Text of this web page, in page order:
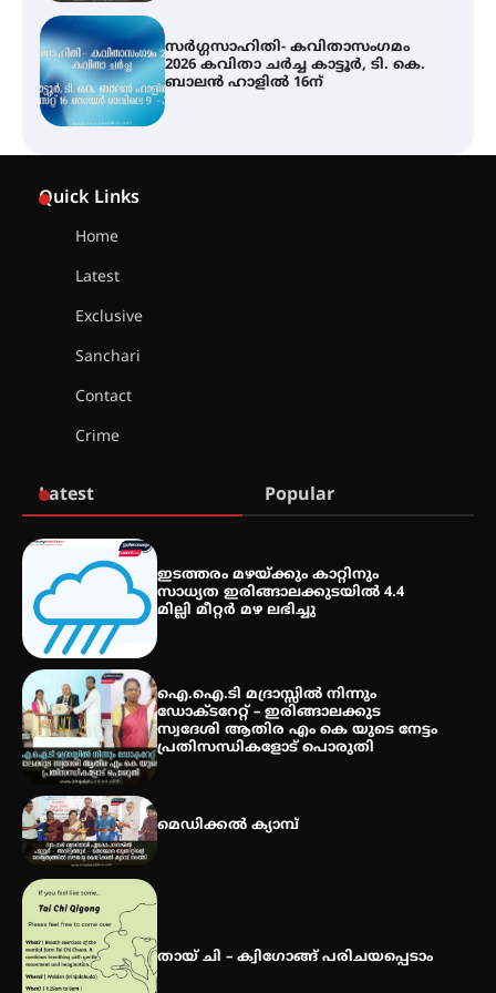
ശക്തമായ മഴ തുടരുന്നു – തൃശൂർ
ജില്ലയിൽ എല്ലാ വിദ്യാഭ്യാസ
സ്ഥാപനങ്ങൾക്കും ശനിയാഴ്ച
കോമേഴ്സ് എക്സ്പോയുമായി
എസ് എൻ ഹയർ സെക്കൻഡറി
വിദ്യാർത്ഥികൾ
സർഗ്ഗസാഹിതി- കവിതാസംഗമം
2026 കവിതാ ചർച്ച കാട്ടൂർ, ടി. കെ.
ബാലൻ ഹാളിൽ 16ന്
Quick Links
Home
Latest
Exclusive
Sanchari
Contact
Crime
Latest Popular
ഇടത്തരം മഴയ്ക്കും കാറ്റിനും
സാധ്യത ഇരിങ്ങാലക്കുടയിൽ 4.4
മില്ലി മീറ്റർ മഴ ലഭിച്ചു
ഐ.ഐ.ടി മദ്രാസ്സിൽ നിന്നും
ഡോക്ടറേറ്റ് – ഇരിങ്ങാലക്കുട
സ്വദേശി ആതിര എം കെ യുടെ നേട്ടം
പ്രതിസന്ധികളോട് പൊരുതി
മെഡിക്കൽ ക്യാമ്പ്
തായ് ചി – ക്വിഗോങ്ങ് പരിചയപ്പെടാം